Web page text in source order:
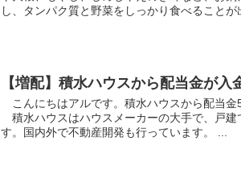
し、タンパク質と野菜をしっかり食べること
【増配】積水ハウスから配当金が入
こんにちはアルです。積水ハウスから配当
積水ハウスはハウスメーカーの大手で、戸建
す。国内外で不動産開発も行っています。 ...